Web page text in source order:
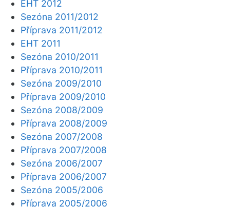
EHT 2012
Sezóna 2011/2012
Příprava 2011/2012
EHT 2011
Sezóna 2010/2011
Příprava 2010/2011
Sezóna 2009/2010
Příprava 2009/2010
Sezóna 2008/2009
Příprava 2008/2009
Sezóna 2007/2008
Příprava 2007/2008
Sezóna 2006/2007
Příprava 2006/2007
Sezóna 2005/2006
Příprava 2005/2006